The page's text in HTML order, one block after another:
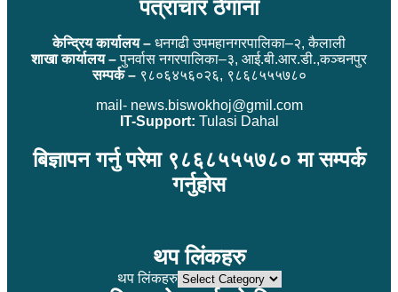
पत्राचार ठेगाना
केन्द्रिय कार्यालय – धनगढी उपमहानगरपालिका–२, कैलाली
शाखा कार्यालय –पुनर्वास नगरपालिका–३, आई.बी.आर.डी.,कञ्चनपुर
सम्पर्क –९८०६४५६०२६, ९८६८५५५७८०
mail- news.biswokhoj@gmil.com
IT-Support: Tulasi Dahal
बिज्ञापन गर्नु परेमा ९८६८५५५७८० मा सम्पर्क
गर्नुहोस
थप लिंकहरु
थप लिंकहरु